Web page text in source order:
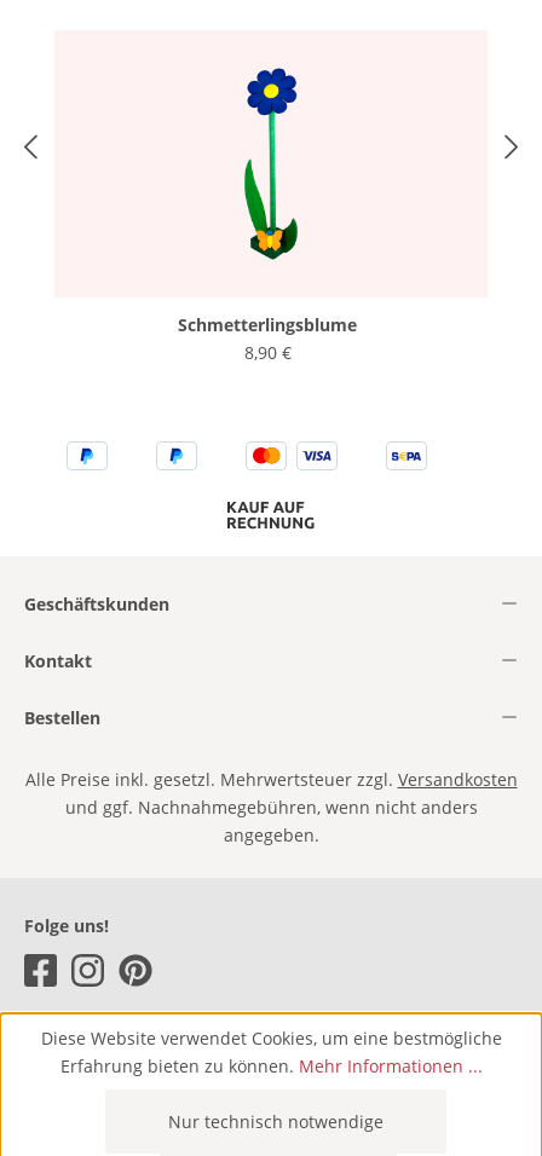
Schmetterlingsblume
8,90 €
Geschäftskunden
Kontakt
Bestellen
Alle Preise inkl. gesetzl. Mehrwertsteuer zzgl. Versandkosten
und ggf. Nachnahmegebühren, wenn nicht anders
angegeben.
Folge uns!
Diese Website verwendet Cookies, um eine bestmögliche
Erfahrung bieten zu können. Mehr Informationen ...
Nur technisch notwendige